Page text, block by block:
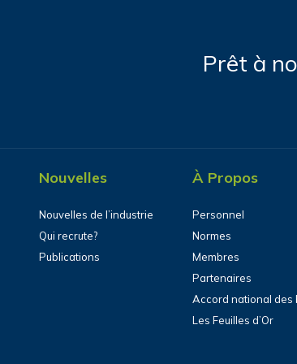
Prêt à
Nouvelles
Nouvelles de l’industrie
Qui recrute?
Publications
À Propos
Personnel
Normes
Membres
Partenaires
Accord national des
Les Feuilles d’Or